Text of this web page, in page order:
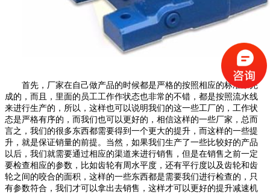
首先，厂家在自己做产品的时候都是严格的按照相应的标准来完
成的，而且，里面的员工工作作状态也非常的不错，都是按照流水线
来进行生产的，所以，这样也可以说明我们的这一些工厂的，工作状
态是严格有序的，而我们也可以更好的，相信这样的一些厂家，总而
言之，我们的很多东西都需要得到一个更大的提升，而这样的一些提
升，就是保证销量的前提。当然，如果我们生产了一些比较好的产品
以后，我们就需要通过相应的渠道来进行销售，但是在销售之前一定
要检查相应的参数，比如齿轮有周水平度，还有平行度以及齿轮和齿
轮之间的咬合的面积，这样的一些东西都是需要我们进行检查的，只
有参数符合，我们才可以拿出去销售，这样才可以更好的提升减速机